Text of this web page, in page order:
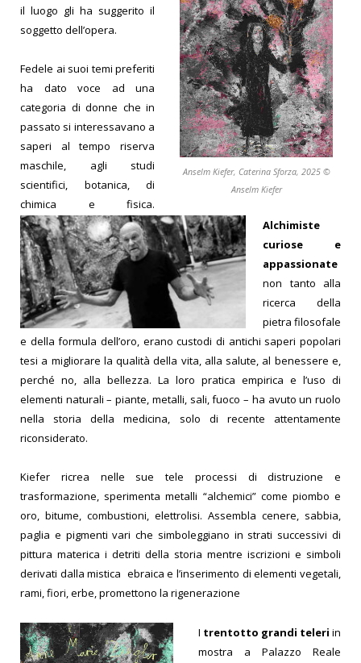
Anselm Kiefer, Caterina Sforza, 2025 ©
Anselm Kiefer
il luogo gli ha suggerito il
soggetto dell’opera.
Fedele ai suoi temi preferiti
ha dato voce ad una
categoria di donne che in
passato si interessavano a
saperi al tempo riserva
maschile, agli studi
scientifici, botanica, di
chimica e fisica.
Alchimiste
curiose e
appassionate
non tanto alla
ricerca della
pietra filosofale
e della formula dell’oro, erano custodi di antichi saperi popolari
tesi a migliorare la qualità della vita, alla salute, al benessere e,
perché no, alla bellezza. La loro pratica empirica e l’uso di
elementi naturali – piante, metalli, sali, fuoco – ha avuto un ruolo
nella storia della medicina, solo di recente attentamente
riconsiderato.
Kiefer ricrea nelle sue tele processi di distruzione e
trasformazione, sperimenta metalli “alchemici” come piombo e
oro, bitume, combustioni, elettrolisi. Assembla cenere, sabbia,
paglia e pigmenti vari che simboleggiano in strati successivi di
pittura materica i detriti della storia mentre iscrizioni e simboli
derivati dalla mistica ebraica e l’inserimento di elementi vegetali,
rami, fiori, erbe, promettono la rigenerazione
I trentotto grandi teleri in
mostra a Palazzo Reale